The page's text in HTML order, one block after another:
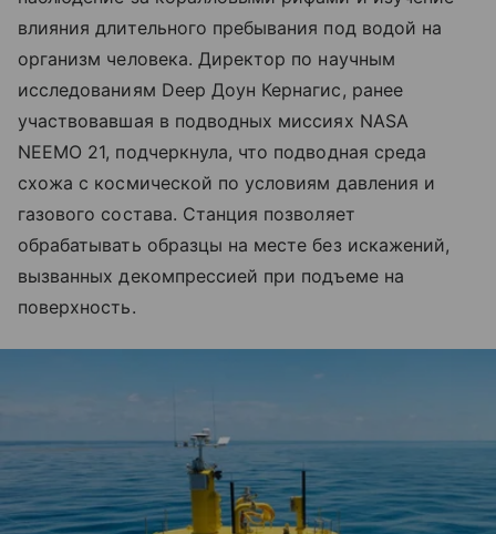
влияния длительного пребывания под водой на
организм человека. Директор по научным
исследованиям Deep Доун Кернагис, ранее
участвовавшая в подводных миссиях NASA
NEEMO 21, подчеркнула, что подводная среда
схожа с космической по условиям давления и
газового состава. Станция позволяет
обрабатывать образцы на месте без искажений,
вызванных декомпрессией при подъеме на
поверхность.